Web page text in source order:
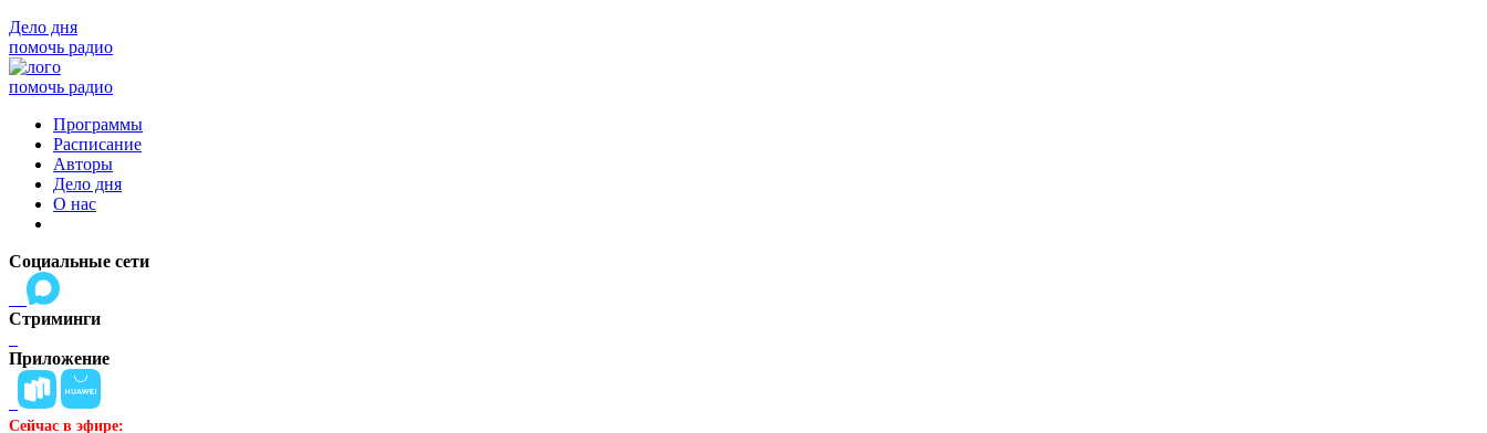
Дело дня
помочь радио
помочь радио
Программы
Расписание
Авторы
Дело дня
О нас
Социальные сети
Стриминги
Приложение
Сейчас в эфире: